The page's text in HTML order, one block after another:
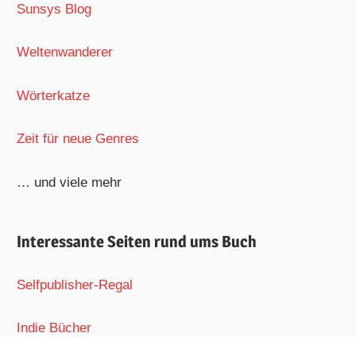
Sunsys Blog
Weltenwanderer
Wörterkatze
Zeit für neue Genres
… und viele mehr
Interessante Seiten rund ums Buch
Selfpublisher-Regal
Indie Bücher